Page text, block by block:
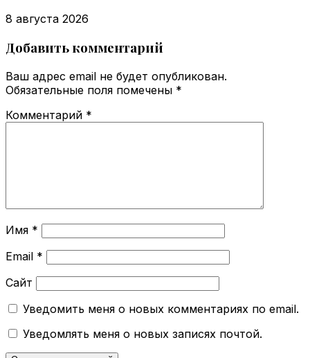
8 августа 2026
Добавить комментарий
Ваш адрес email не будет опубликован.
Обязательные поля помечены *
Комментарий *
Имя *
Email *
Сайт
Уведомить меня о новых комментариях по email.
Уведомлять меня о новых записях почтой.